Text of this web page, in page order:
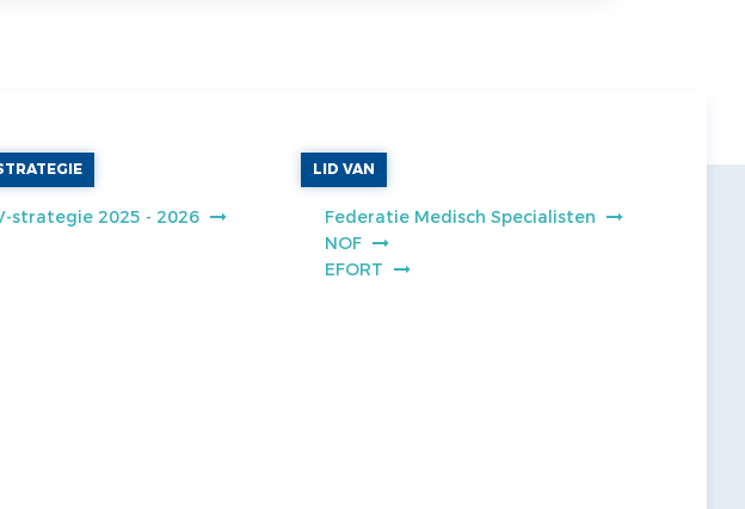
strategie 2025 - 2026
LID VAN
Federatie Medisch Specialisten
NOF
EFORT